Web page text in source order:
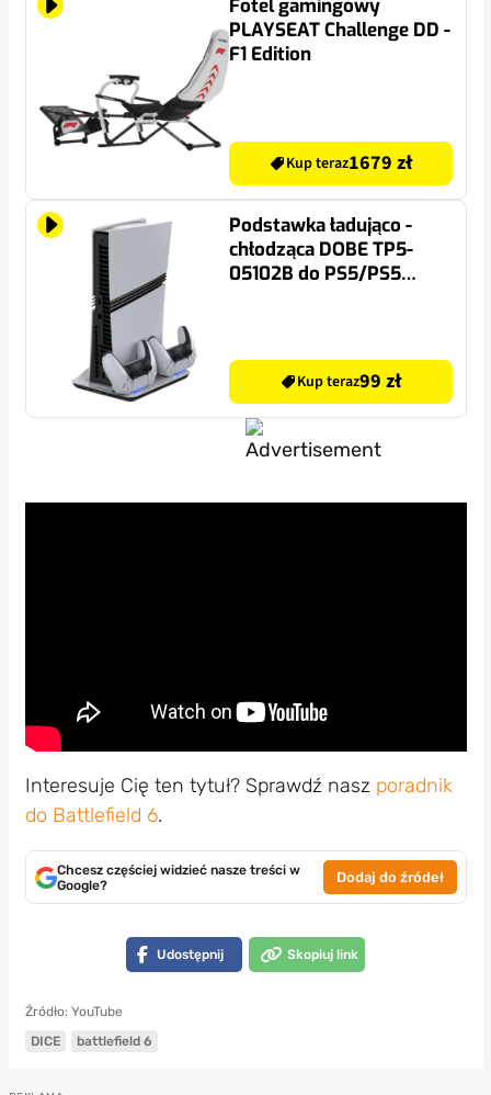
Fotel gamingowy
PLAYSEAT Challenge DD -
F1 Edition
Kup teraz1679 zł
Podstawka ładująco -
chłodząca DOBE TP5-
05102B do PS5/PS5
Kup teraz99 zł
Interesuje Cię ten tytuł? Sprawdź nasz poradnik
do Battlefield 6.
Chcesz częściej widzieć nasze treści w
Google?
Dodaj do źródeł
Udostępnij Skopiuj link
Źródło: YouTube
DICE
battlefield 6